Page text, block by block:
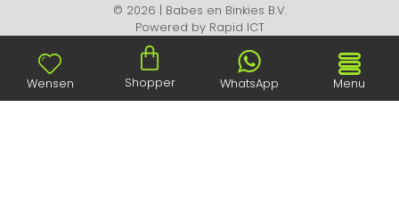
© 2026 | Babes en Binkies B.V.
Powered by Rapid ICT
Wensen Shopper WhatsApp Menu